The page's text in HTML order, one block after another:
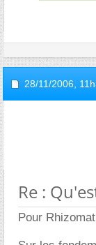
28/11/2006,
Re :
Pour